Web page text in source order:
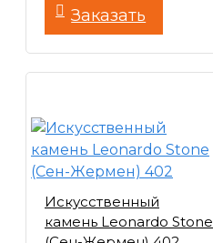
Заказать
Искусственный
камень Leonardo Stone